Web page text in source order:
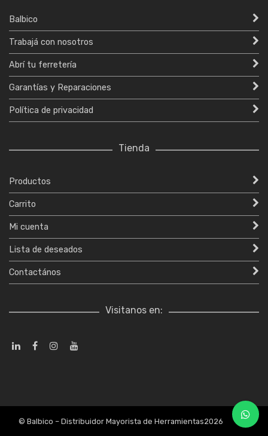
Balbico
Trabajá con nosotros
Abrí tu ferretería
Garantías y Reparaciones
Política de privacidad
Tienda
Productos
Carrito
Mi cuenta
Lista de deseados
Contactános
Visitanos en:
© Balbico – Distribuidor Mayorista de Herramientas2026